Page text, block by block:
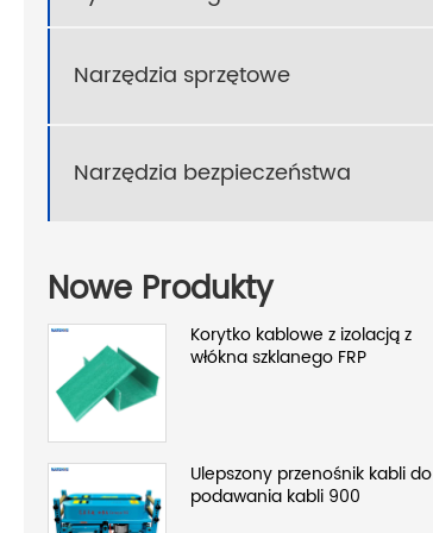
Narzędzia sprzętowe
Narzędzia bezpieczeństwa
Nowe Produkty
Korytko kablowe z izolacją z
włókna szklanego FRP
Ulepszony przenośnik kabli do
podawania kabli 900